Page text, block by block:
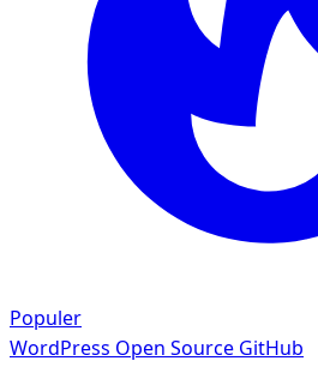
Populer
WordPress Open Source GitHub